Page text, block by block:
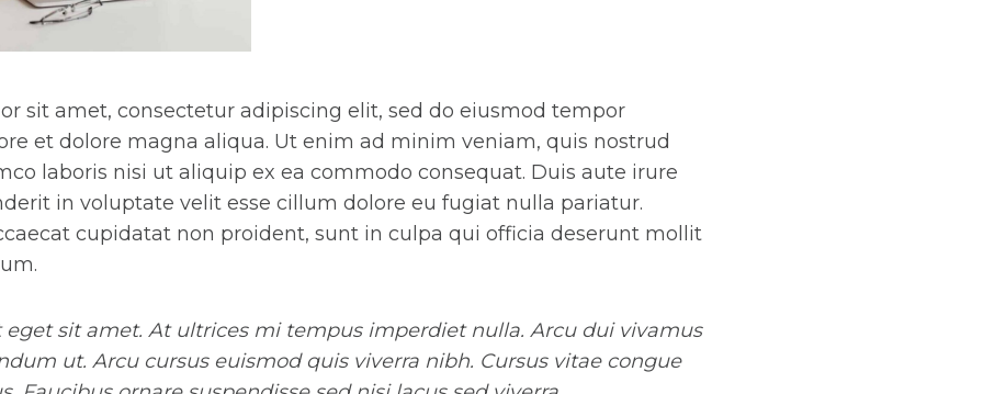
sit amet, consectetur adipiscing elit, sed do eiusmod tempor
et dolore magna aliqua. Ut enim ad minim veniam, quis nostrud
laboris nisi ut aliquip ex ea commodo consequat. Duis aute irure
in voluptate velit esse cillum dolore eu fugiat nulla pariatur.
cupidatat non proident, sunt in culpa qui officia deserunt mollit
eget sit amet. At ultrices mi tempus imperdiet nulla. Arcu dui vivamus
ut. Arcu cursus euismod quis viverra nibh. Cursus vitae congue